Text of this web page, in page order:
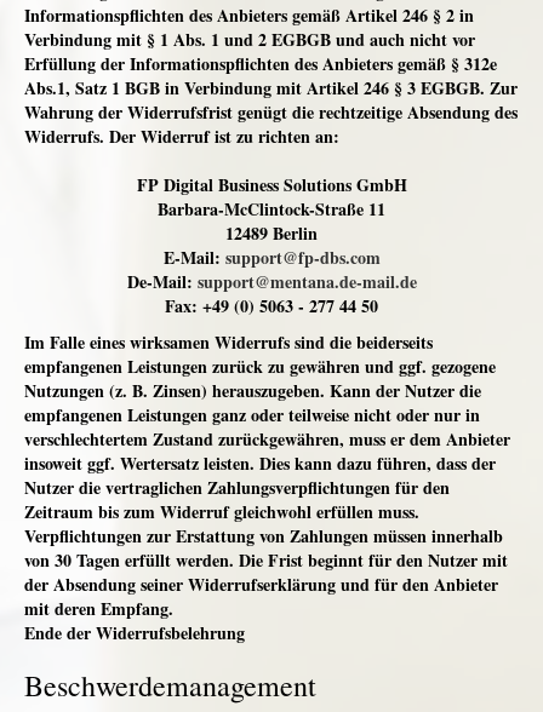
Informationspflichten des Anbieters gemäß Artikel 246 § 2 in
Verbindung mit § 1 Abs. 1 und 2 EGBGB und auch nicht vor
Erfüllung der Informationspflichten des Anbieters gemäß § 312e
Abs.1, Satz 1 BGB in Verbindung mit Artikel 246 § 3 EGBGB. Zur
Wahrung der Widerrufsfrist genügt die rechtzeitige Absendung des
Widerrufs. Der Widerruf ist zu richten an:
FP Digital Business Solutions GmbH
Barbara-McClintock-Straße 11
12489 Berlin
E-Mail: support@fp-dbs.com
De-Mail: support@mentana.de-mail.de
Fax: +49 (0) 5063 - 277 44 50
Im Falle eines wirksamen Widerrufs sind die beiderseits
empfangenen Leistungen zurück zu gewähren und ggf. gezogene
Nutzungen (z. B. Zinsen) herauszugeben. Kann der Nutzer die
empfangenen Leistungen ganz oder teilweise nicht oder nur in
verschlechtertem Zustand zurückgewähren, muss er dem Anbieter
insoweit ggf. Wertersatz leisten. Dies kann dazu führen, dass der
Nutzer die vertraglichen Zahlungsverpflichtungen für den
Zeitraum bis zum Widerruf gleichwohl erfüllen muss.
Verpflichtungen zur Erstattung von Zahlungen müssen innerhalb
von 30 Tagen erfüllt werden. Die Frist beginnt für den Nutzer mit
der Absendung seiner Widerrufserklärung und für den Anbieter
mit deren Empfang.
Ende der Widerrufsbelehrung
Beschwerdemanagement